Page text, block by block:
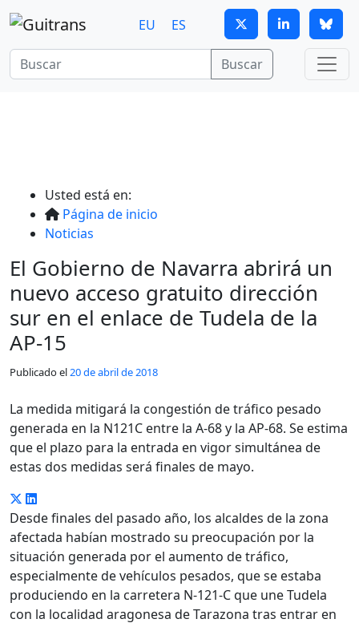
Continuar al contenido principal
EU
ES
Buscar
Usted está en:
Página de inicio
Noticias
El Gobierno de Navarra abrirá un
nuevo acceso gratuito dirección
sur en el enlace de Tudela de la
AP-15
Publicado el20 de abril de 2018
La medida mitigará la congestión de tráfico pesado
generada en la N121C entre la A-68 y la AP-68. Se estima
que el plazo para la entrada en vigor simultánea de
estas dos medidas será finales de mayo.
Desde finales del pasado año, los alcaldes de la zona
afectada habían mostrado su preocupación por la
situación generada por el aumento de tráfico,
especialmente de vehículos pesados, que se estaba
produciendo en la carretera N-121-C que une Tudela
con la localidad aragonesa de Tarazona tras entrar en